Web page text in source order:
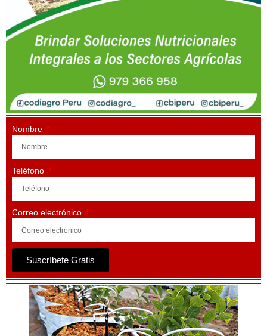
Nombre
Teléfono
Correo electrónico
Suscríbete Gratis